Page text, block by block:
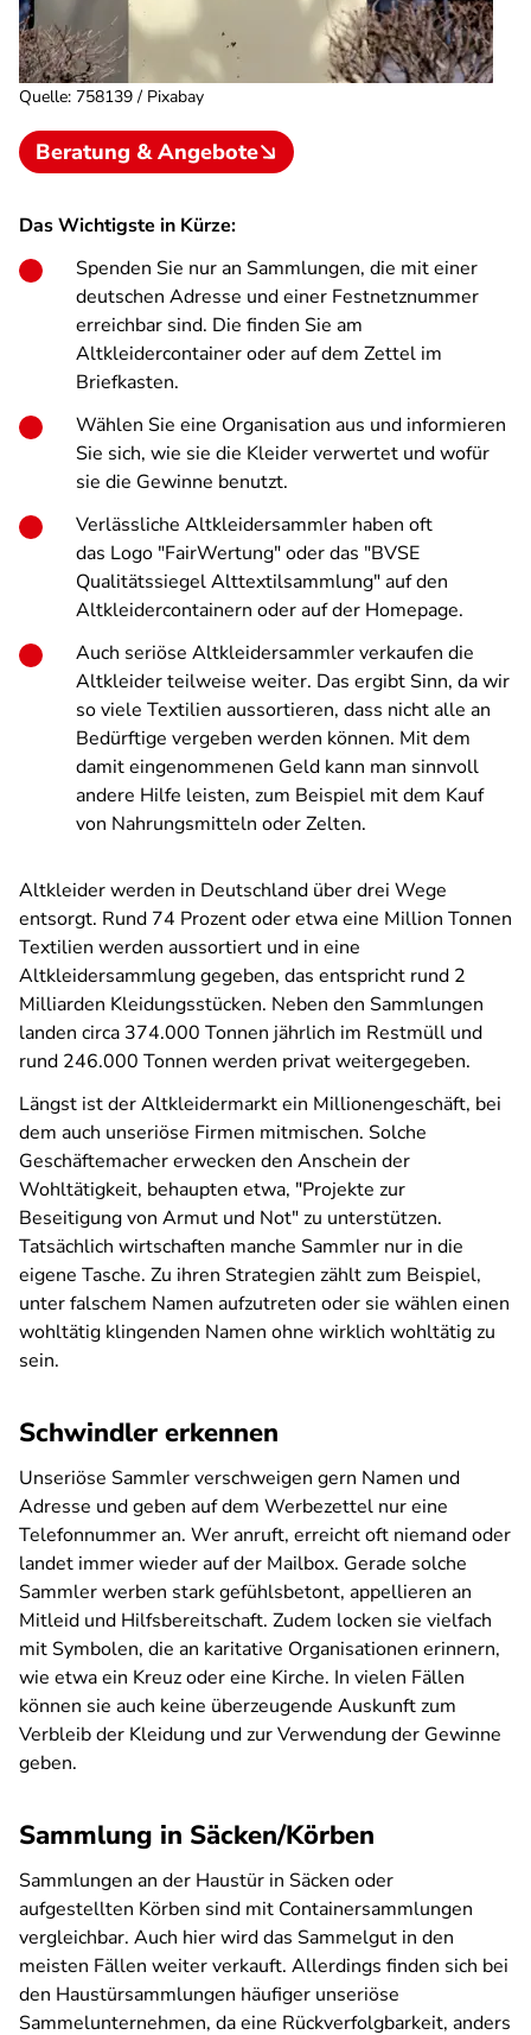
Quelle: 758139 / Pixabay
Beratung & Angebote
Das Wichtigste in Kürze:
Spenden Sie nur an Sammlungen, die mit einer
deutschen Adresse und einer Festnetznummer
erreichbar sind. Die finden Sie am
Altkleidercontainer oder auf dem Zettel im
Briefkasten.
Wählen Sie eine Organisation aus und informieren
Sie sich, wie sie die Kleider verwertet und wofür
sie die Gewinne benutzt.
Verlässliche Altkleidersammler haben oft
das Logo "FairWertung" oder das "BVSE
Qualitätssiegel Alttextilsammlung" auf den
Altkleidercontainern oder auf der Homepage.
Auch seriöse Altkleidersammler verkaufen die
Altkleider teilweise weiter. Das ergibt Sinn, da wir
so viele Textilien aussortieren, dass nicht alle an
Bedürftige vergeben werden können. Mit dem
damit eingenommenen Geld kann man sinnvoll
andere Hilfe leisten, zum Beispiel mit dem Kauf
von Nahrungsmitteln oder Zelten.
Altkleider werden in Deutschland über drei Wege
entsorgt. Rund 74 Prozent oder etwa eine Million Tonnen
Textilien werden aussortiert und in eine
Altkleidersammlung gegeben, das entspricht rund 2
Milliarden Kleidungsstücken. Neben den Sammlungen
landen circa 374.000 Tonnen jährlich im Restmüll und
rund 246.000 Tonnen werden privat weitergege­ben.
Längst ist der Altkleidermarkt ein Millionengeschäft, bei
dem auch unseriöse Firmen mitmischen. Solche
Geschäftemacher erwecken den Anschein der
Wohltätigkeit, behaupten etwa, "Projekte zur
Beseitigung von Armut und Not" zu unterstützen.
Tatsächlich wirtschaften manche Sammler nur in die
eigene Tasche. Zu ihren Strategien zählt zum Beispiel,
unter falschem Namen aufzutreten oder sie wählen einen
wohltätig klingenden Namen ohne wirklich wohltätig zu
sein.
Schwindler erkennen
Unseriöse Sammler verschweigen gern Namen und
Adresse und geben auf dem Werbezettel nur eine
Telefonnummer an. Wer anruft, erreicht oft niemand oder
landet immer wieder auf der Mailbox. Gerade solche
Sammler werben stark gefühlsbetont, appellieren an
Mitleid und Hilfsbereitschaft. Zudem locken sie vielfach
mit Symbolen, die an karitative Organisationen erinnern,
wie etwa ein Kreuz oder eine Kirche. In vielen Fällen
können sie auch keine überzeugende Auskunft zum
Verbleib der Kleidung und zur Verwendung der Gewinne
geben.
Sammlung in Säcken/Körben
Sammlungen an der Haustür in Säcken oder
aufgestellten Körben sind mit Containersammlungen
vergleichbar. Auch hier wird das Sammelgut in den
meisten Fällen weiter verkauft. Allerdings finden sich bei
den Haustürsammlungen häufiger unseriöse
Sammelunternehmen, da eine Rückverfolgbarkeit, anders